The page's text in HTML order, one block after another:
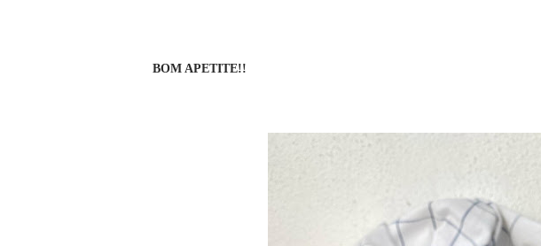
BOM APETITE!!